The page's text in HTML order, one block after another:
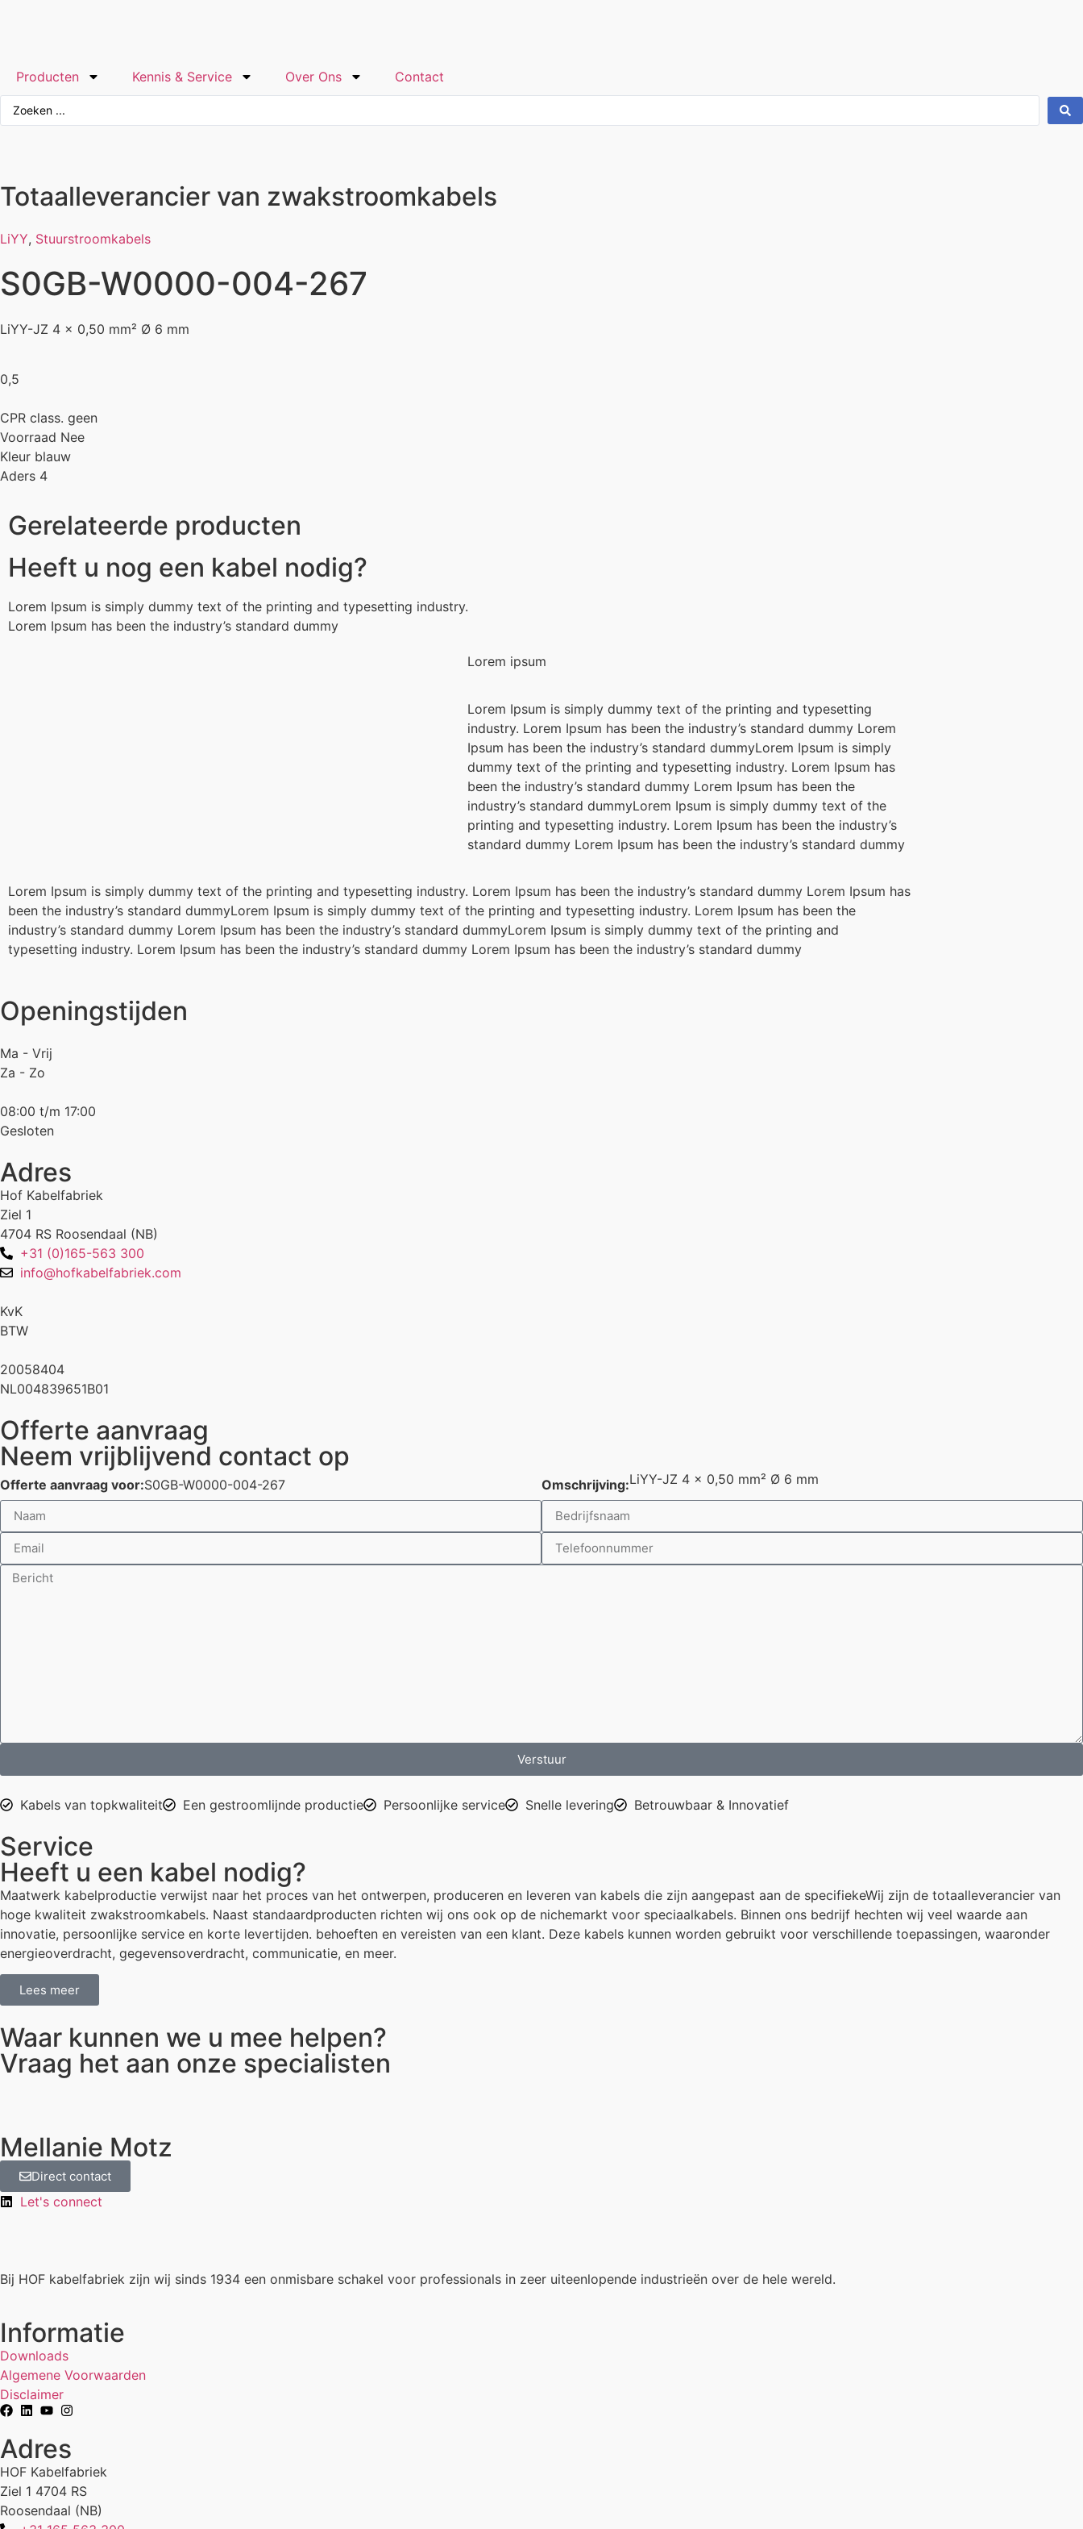
Producten Kennis & Service Over Ons Contact
Totaalleverancier van zwakstroomkabels
LiYY, Stuurstroomkabels
S0GB-W0000-004-267
LiYY-JZ 4 x 0,50 mm² Ø 6 mm
0,5
CPR class. geen
Voorraad Nee
Kleur blauw
Aders 4
Gerelateerde producten
Heeft u nog een kabel nodig?
Lorem Ipsum is simply dummy text of the printing and typesetting industry.
Lorem Ipsum has been the industry’s standard dummy
Lorem ipsum
Lorem Ipsum is simply dummy text of the printing and typesetting
industry. Lorem Ipsum has been the industry’s standard dummy Lorem
Ipsum has been the industry’s standard dummyLorem Ipsum is simply
dummy text of the printing and typesetting industry. Lorem Ipsum has
been the industry’s standard dummy Lorem Ipsum has been the
industry’s standard dummyLorem Ipsum is simply dummy text of the
printing and typesetting industry. Lorem Ipsum has been the industry’s
standard dummy Lorem Ipsum has been the industry’s standard dummy
Lorem Ipsum is simply dummy text of the printing and typesetting industry. Lorem Ipsum has been the industry’s standard dummy Lorem Ipsum has
been the industry’s standard dummyLorem Ipsum is simply dummy text of the printing and typesetting industry. Lorem Ipsum has been the
industry’s standard dummy Lorem Ipsum has been the industry’s standard dummyLorem Ipsum is simply dummy text of the printing and
typesetting industry. Lorem Ipsum has been the industry’s standard dummy Lorem Ipsum has been the industry’s standard dummy
Openingstijden
Ma - Vrij
Za - Zo
08:00 t/m 17:00
Gesloten
Adres
Hof Kabelfabriek
Ziel 1
4704 RS Roosendaal (NB)
+31 (0)165-563 300
info@hofkabelfabriek.com
KvK
BTW
20058404
NL004839651B01
Offerte aanvraag
Neem vrijblijvend contact op
Offerte aanvraag voor:S0GB-W0000-004-267 Omschrijving:LiYY-JZ 4 x 0,50 mm² Ø 6 mm
Verstuur
Kabels van topkwaliteit Een gestroomlijnde productie Persoonlijke service Snelle levering Betrouwbaar & Innovatief
Service
Heeft u een kabel nodig?
Maatwerk kabelproductie verwijst naar het proces van het ontwerpen, produceren en leveren van kabels die zijn aangepast aan de specifiekeWij zijn de totaalleverancier van
hoge kwaliteit zwakstroomkabels. Naast standaardproducten richten wij ons ook op de nichemarkt voor speciaalkabels. Binnen ons bedrijf hechten wij veel waarde aan
innovatie, persoonlijke service en korte levertijden. behoeften en vereisten van een klant. Deze kabels kunnen worden gebruikt voor verschillende toepassingen, waaronder
energieoverdracht, gegevensoverdracht, communicatie, en meer.
Lees meer
Waar kunnen we u mee helpen?
Vraag het aan onze specialisten
Mellanie Motz
Direct contact
Let's connect
Bij HOF kabelfabriek zijn wij sinds 1934 een onmisbare schakel voor professionals in zeer uiteenlopende industrieën over de hele wereld.
Informatie
Downloads
Algemene Voorwaarden
Disclaimer
Adres
HOF Kabelfabriek
Ziel 1 4704 RS
Roosendaal (NB)